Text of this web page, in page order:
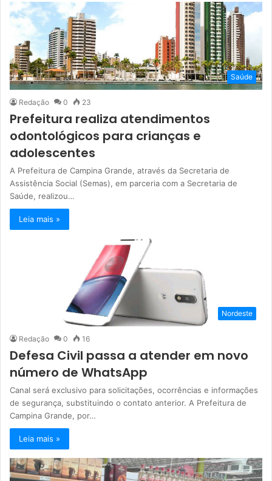
Saúde
Redação 0 23
Prefeitura realiza atendimentos
odontológicos para crianças e
adolescentes
A Prefeitura de Campina Grande, através da Secretaria de
Assistência Social (Semas), em parceria com a Secretaria de
Saúde, realizou…
Leia mais »
Nordeste
Redação 0 16
Defesa Civil passa a atender em novo
número de WhatsApp
Canal será exclusivo para solicitações, ocorrências e informações
de segurança, substituindo o contato anterior. A Prefeitura de
Campina Grande, por…
Leia mais »